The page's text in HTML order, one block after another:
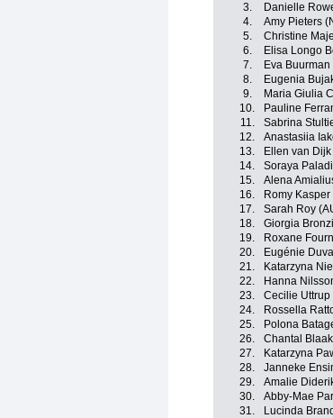
3.
Danielle
4.
Amy Pieters
5.
Christine
6.
Elisa Longo
7.
Eva
8.
Eugenia
9.
Maria Giulia
10.
Pauline
11.
Sabrina
12.
Anastasiia
13.
Ellen van
14.
Soraya
15.
Alena
16.
Romy
17.
Sarah Roy
18.
Giorgia
19.
Roxane
20.
Eugénie
21.
Katarzyna
22.
Hanna
23.
Cecilie
24.
Rossella
25.
Polona
26.
Chantal
27.
Katarzyna
28.
Janneke
29.
Amalie
30.
Abby-Mae
31.
Lucinda